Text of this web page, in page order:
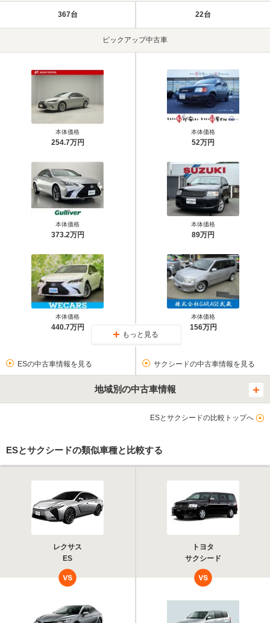
367台 22台
ピックアップ中古車
本体価格
254.7万円
本体価格
373.2万円
本体価格
440.7万円
本体価格
52万円
本体価格
89万円
本体価格
156万円
もっと見る
ESの中古車情報を見る サクシードの中古車情報を見る
地域別の中古車情報
ESとサクシードの比較トップへ
ESとサクシードの類似車種と比較する
レクサス
ES
トヨタ
サクシード